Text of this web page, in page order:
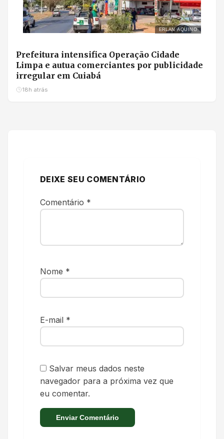
ERLAN AQUINO
Prefeitura intensifica Operação Cidade
Limpa e autua comerciantes por publicidade
irregular em Cuiabá
18h atrás
DEIXE SEU COMENTÁRIO
Comentário *
Nome *
E-mail *
Salvar meus dados neste
navegador para a próxima vez que
eu comentar.